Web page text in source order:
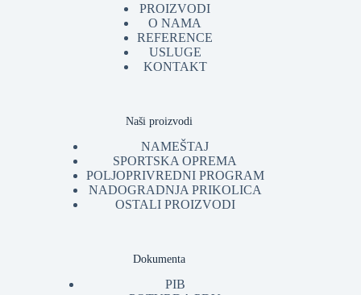
PROIZVODI
O NAMA
REFERENCE
USLUGE
KONTAKT
Naši proizvodi
NAMEŠTAJ
SPORTSKA OPREMA
POLJOPRIVREDNI PROGRAM
NADOGRADNJA PRIKOLICA
OSTALI PROIZVODI
Dokumenta
PIB